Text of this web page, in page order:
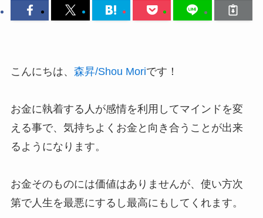
こんにちは、 森昇/Shou Moriです！
お金に執着する人が感情を利用してマインドを変
える事で、気持ちよくお金と向き合うことが出来
るようになります。
お金そのものには価値はありませんが、使い方次
第で人生を最悪にするし最高にもしてくれます。